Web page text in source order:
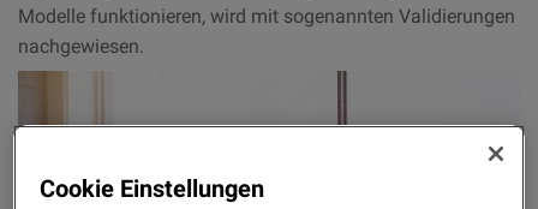
Modelle funktionieren, wird mit sogenannten Validierungen
nachgewiesen.
Cookie Einstellungen